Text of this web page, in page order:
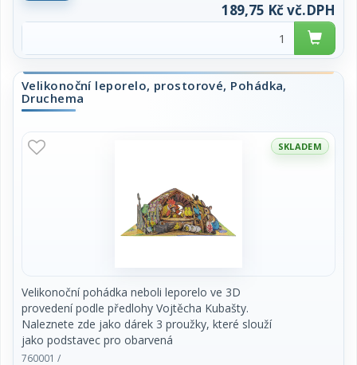
189,75 Kč vč.DPH
Velikonoční leporelo, prostorové, Pohádka,
Druchema
SKLADEM
Velikonoční pohádka neboli leporelo ve 3D
provedení podle předlohy Vojtěcha Kubašty.
Naleznete zde jako dárek 3 proužky, které slouží
jako podstavec pro obarvená
vajíčka.
760001 /